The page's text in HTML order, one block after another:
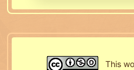
This